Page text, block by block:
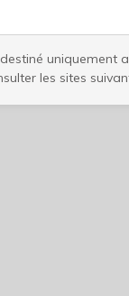
uniquement
les sites